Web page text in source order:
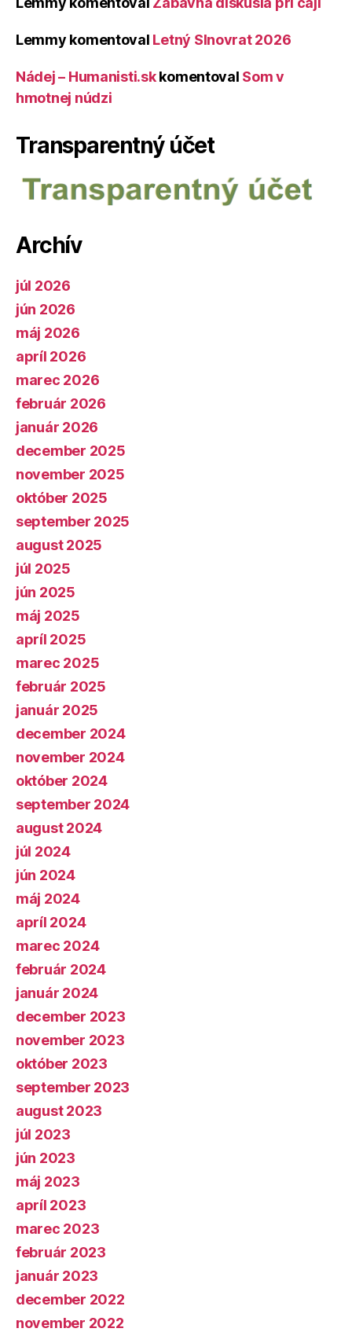
Lemmy komentoval Letný Slnovrat 2026
Nádej – Humanisti.skkomentoval Som v
hmotnej núdzi
Transparentný účet
Archív
júl 2026
jún 2026
máj 2026
apríl 2026
marec 2026
február 2026
január 2026
december 2025
november 2025
október 2025
september 2025
august 2025
júl 2025
jún 2025
máj 2025
apríl 2025
marec 2025
február 2025
január 2025
december 2024
november 2024
október 2024
september 2024
august 2024
júl 2024
jún 2024
máj 2024
apríl 2024
marec 2024
február 2024
január 2024
december 2023
november 2023
október 2023
september 2023
august 2023
júl 2023
jún 2023
máj 2023
apríl 2023
marec 2023
február 2023
január 2023
december 2022
november 2022